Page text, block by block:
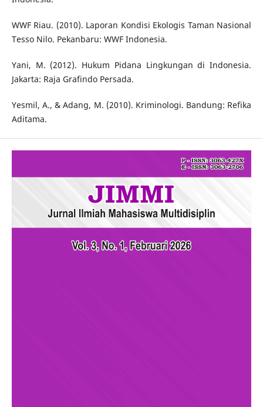
WWF Riau. (2010). Laporan Kondisi Ekologis Taman Nasional
Tesso Nilo. Pekanbaru: WWF Indonesia.
Yani, M. (2012). Hukum Pidana Lingkungan di Indonesia.
Jakarta: Raja Grafindo Persada.
Yesmil, A., & Adang, M. (2010). Kriminologi. Bandung: Refika
Aditama.